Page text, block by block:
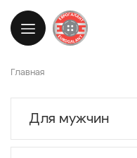
Главная
Для мужчин